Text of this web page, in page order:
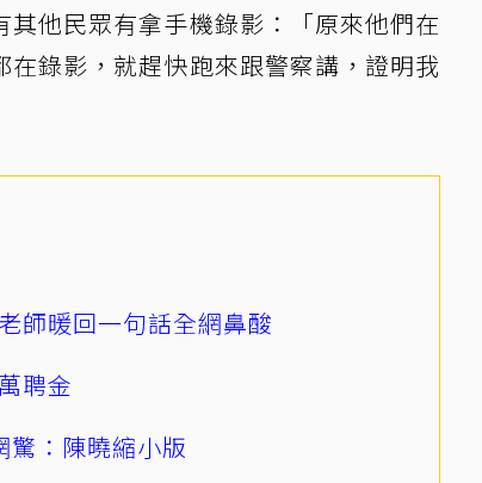
他民眾有拿手機錄影：「原來他們在
錄影，就趕快跑來跟警察講，證明我
師暖回一句話全網鼻酸
聘金
：陳曉縮小版